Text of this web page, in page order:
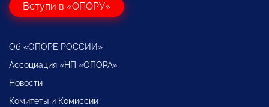
Вступи в «ОПОРУ»
Об «ОПОРЕ РОССИИ»
Ассоциация «НП «ОПОРА»
Новости
Комитеты и Комиссии